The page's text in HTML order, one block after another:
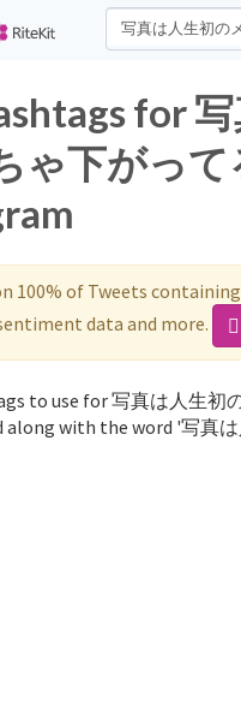
for
ゃ下がっ
100% of Tweets containing
data and more.
to use for 写真は人生
along with the word '写